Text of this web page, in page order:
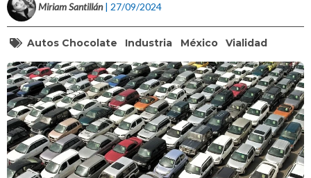
Miriam Santillán | 27/09/2024
Autos Chocolate Industria México Vialidad